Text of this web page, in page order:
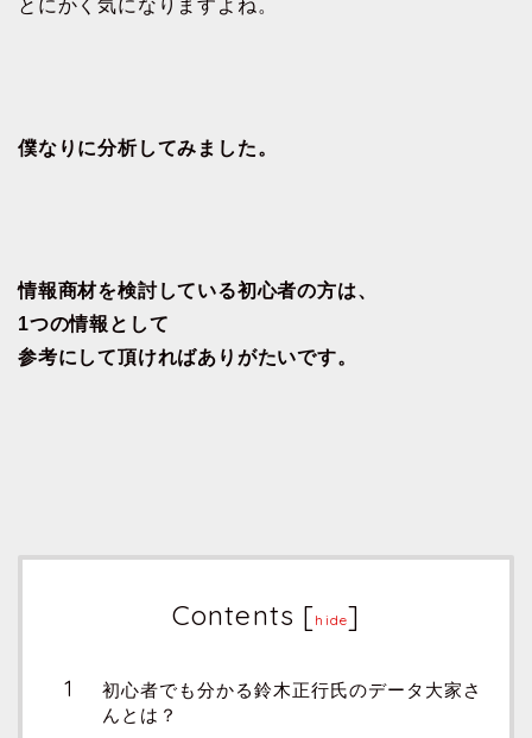
とにかく気になりますよね。
僕なりに分析してみました。
情報商材を検討している初心者の方は、
1つの情報として
参考にして頂ければありがたいです。
Contents [hide]
初心者でも分かる鈴木正行氏のデータ大家さ
んとは？